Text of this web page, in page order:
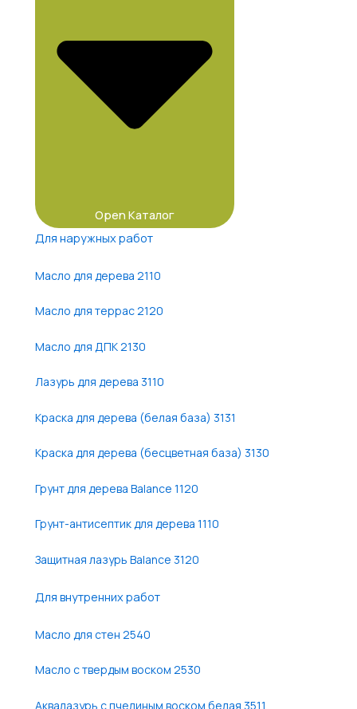
Open Каталог
Для наружных работ
Масло для дерева 2110
Масло для террас 2120
Масло для ДПК 2130
Лазурь для дерева 3110
Краска для дерева (белая база) 3131
Краска для дерева (бесцветная база) 3130
Грунт для дерева Balance 1120
Грунт-антисептик для дерева 1110
Защитная лазурь Balance 3120
Для внутренних работ
Масло для стен 2540
Масло с твердым воском 2530
Аквалазурь с пчелиным воском белая 3511